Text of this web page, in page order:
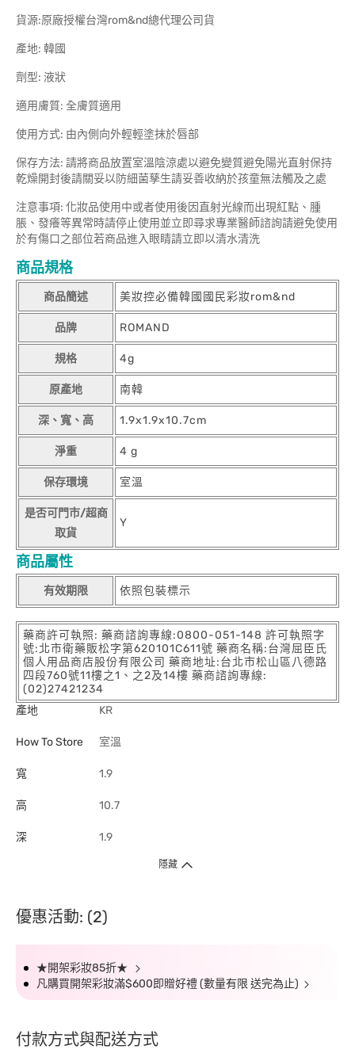
貨源:原廠授權台灣rom&nd總代理公司貨
產地: 韓國
劑型: 液狀
適用膚質: 全膚質適用
使用方式: 由內側向外輕輕塗抹於唇部
保存方法: 請將商品放置室溫陰涼處以避免變質避免陽光直射保持
乾燥開封後請關妥以防細菌孳生請妥善收納於孩童無法觸及之處
注意事項: 化妝品使用中或者使用後因直射光線而出現紅點、腫
脹、發癢等異常時請停止使用並立即尋求專業醫師諮詢請避免使用
於有傷口之部位若商品進入眼睛請立即以清水清洗
商品規格
商品簡述 美妝控必備韓國國民彩妝rom&nd
品牌 ROMAND
規格 4g
原產地 南韓
深、寬、高 1.9x1.9x10.7cm
淨重 4 g
保存環境 室溫
是否可門市/超商
取貨
Y
商品屬性
有效期限 依照包裝標示
藥商許可執照: 藥商諮詢專線:0800-051-148 許可執照字
號:北市衛藥販松字第620101C611號 藥商名稱:台灣屈臣氏
個人用品商店股份有限公司 藥商地址:台北市松山區八德路
四段760號11樓之1、之2及14樓 藥商諮詢專線:
(02)27421234
產地
KR
How To Store 室溫
寬 1.9
高 10.7
深 1.9
隱藏
優惠活動: (2)
★開架彩妝85折★
凡購買開架彩妝滿$600即贈好禮 (數量有限 送完為止)
付款方式與配送方式